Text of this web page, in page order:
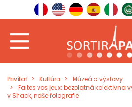
Privítať Kultúra
Múzeá a výstavy
Faites vos jeux: bezplatná kolektívna
v Shack, naše fotografie